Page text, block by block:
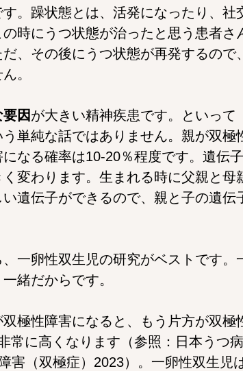
。躁状態とは、活発になったり、社
時にうつ状態が治ったと思う患者さ
、その後にうつ状態が再発するので、
。
因が大きい精神疾患です。といって
単純な話ではありません。親が双極
なる確率は10-20％程度です。遺伝子
変わります。生まれる時に父親と母
遺伝子ができるので、親と子の遺伝
一卵性双生児の研究がベストです。
緒だからです。
極性障害になると、もう片方が双極
常に高くなります（参照：日本うつ
害（双極症）2023）。一卵性双生児